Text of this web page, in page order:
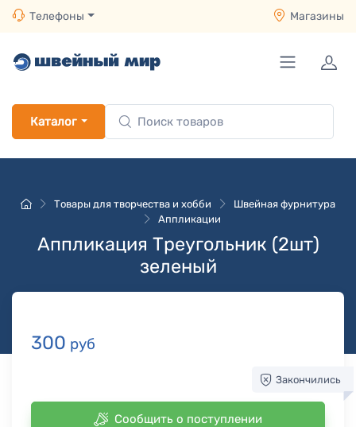
Телефоны Магазины
Каталог
Товары для творчества и хобби
Швейная фурнитура
Аппликации
Аппликация Треугольник (2шт)
зеленый
300 руб
Закончились
Сообщить о поступлении